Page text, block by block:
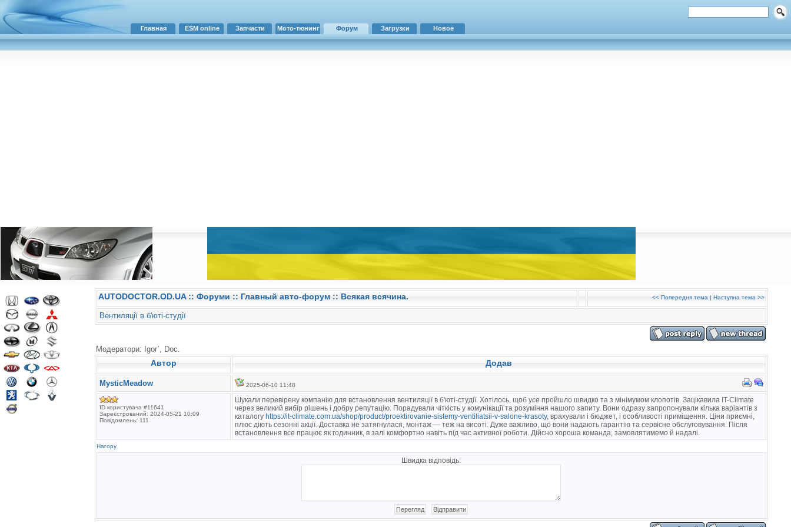
Главная ESM online Запчасти Мото-тюнинг Форум Загрузки Новое
AUTODOCTOR.OD.UA:: Форуми :: Главный авто-форум :: Всякая всячина. << Попередня тема | Наступна тема >>
Вентиляції в б'юті-студії
Модератори: Igor`, Doc.
Автор Додав
MysticMeadow 2025-06-10 11:48
ID користувача #11641
Зареєстрований: 2024-05-21 10:09
Повідомлень: 111
Шукали перевірену компанію для встановлення вентиляції в б'юті-студії. Хотілось, щоб усе пройшло швидко та з мінімумом клопотів. Зацікавила IT-Climate
через великий вибір рішень і добру репутацію. Порадували чіткість у комунікації та розуміння нашого запиту. Вони одразу запропонували кілька варіантів з
каталогу https://it-climate.com.ua/shop/product/proektirovanie-sistemy-ventiliatsii-v-salone-krasoty, врахували і бюджет, і особливості приміщення. Ціни приємні,
плюс діють сезонні акції. Доставка не затягнулася, монтаж — теж на висоті. Дуже важливо, що вони надають гарантію та сервісне обслуговування. Після
встановлення все працює як годинник, в залі комфортно навіть під час активної роботи. Дійсно хороша команда, замовлятимемо й надалі.
Нагору
Швидка відповідь: